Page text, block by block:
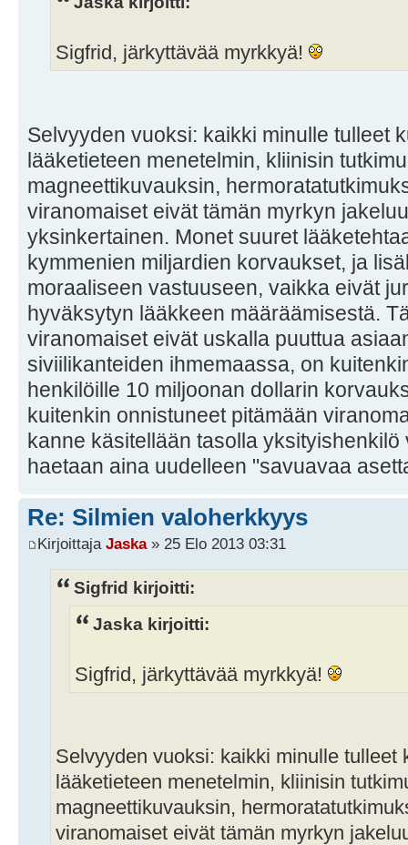
Sigfrid, järkyttävää myrkkyä!
Selvyyden vuoksi: kaikki minulle tulleet
lääketieteen menetelmin, kliinisin
magneettikuvauksin,
viranomaiset eivät tämän myrkyn
yksinkertainen. Monet suuret
kymmenien miljardien korvaukset, ja
moraaliseen vastuuseen, vaikka eivät
hyväksytyn lääkkeen määräämisestä.
viranomaiset eivät uskalla puuttua
siviilikanteiden ihmemaassa, on
henkilöille 10 miljoonan dollarin
kuitenkin onnistuneet pitämään
kanne käsitellään tasolla
haetaan aina uudelleen "savuavaa
Re: Silmien valoherkkyys
Kirjoittaja Jaska» 25 Elo 2013 03:31
Sigfrid kirjoitti:
Jaska kirjoitti:
Sigfrid, järkyttävää myrkkyä!
Selvyyden vuoksi: kaikki minulle tulleet
lääketieteen menetelmin, kliinisin
magneettikuvauksin,
viranomaiset eivät tämän myrkyn